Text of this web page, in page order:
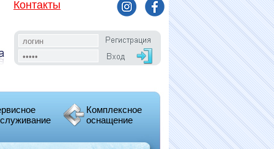
Контакты
Комплексное
оснащение